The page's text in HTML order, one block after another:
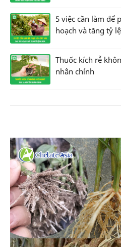
5 việc cần làm để
hoạch và tăng tỷ
Thuốc kích rễ
nhân chính